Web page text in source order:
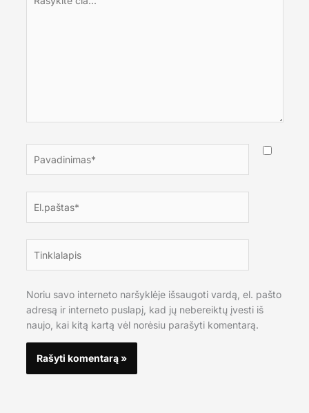
čia...
Noriu savo interneto naršyklėje išsaugoti vardą, el. pašto
adresą ir interneto puslapį, kad jų nebereiktų įvesti iš
naujo, kai kitą kartą vėl norėsiu parašyti komentarą.